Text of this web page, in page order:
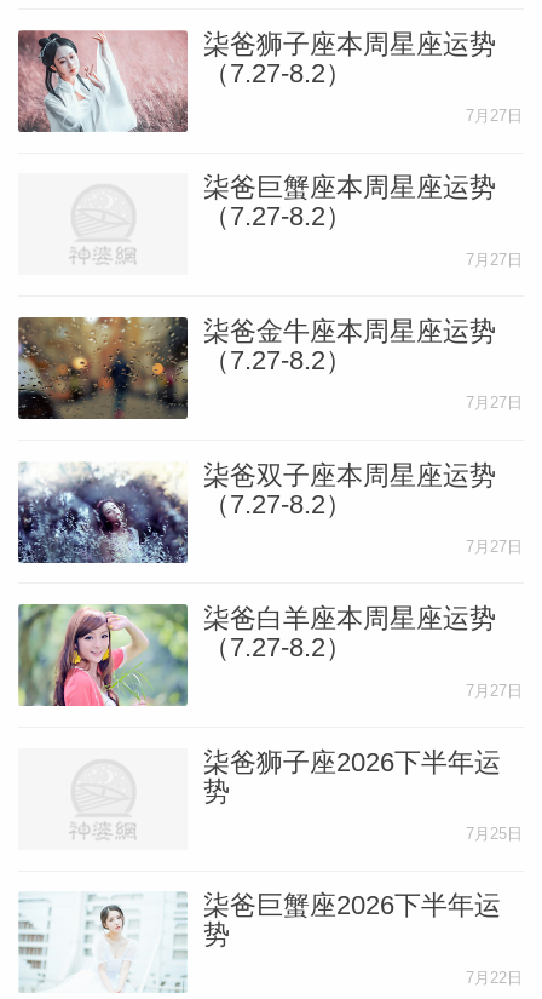
柒爸狮子座本周星座运势
（7.27-8.2）
7月27日
柒爸巨蟹座本周星座运势
（7.27-8.2）
7月27日
柒爸金牛座本周星座运势
（7.27-8.2）
7月27日
柒爸双子座本周星座运势
（7.27-8.2）
7月27日
柒爸白羊座本周星座运势
（7.27-8.2）
7月27日
柒爸狮子座2026下半年运
势
7月25日
柒爸巨蟹座2026下半年运
势
7月22日